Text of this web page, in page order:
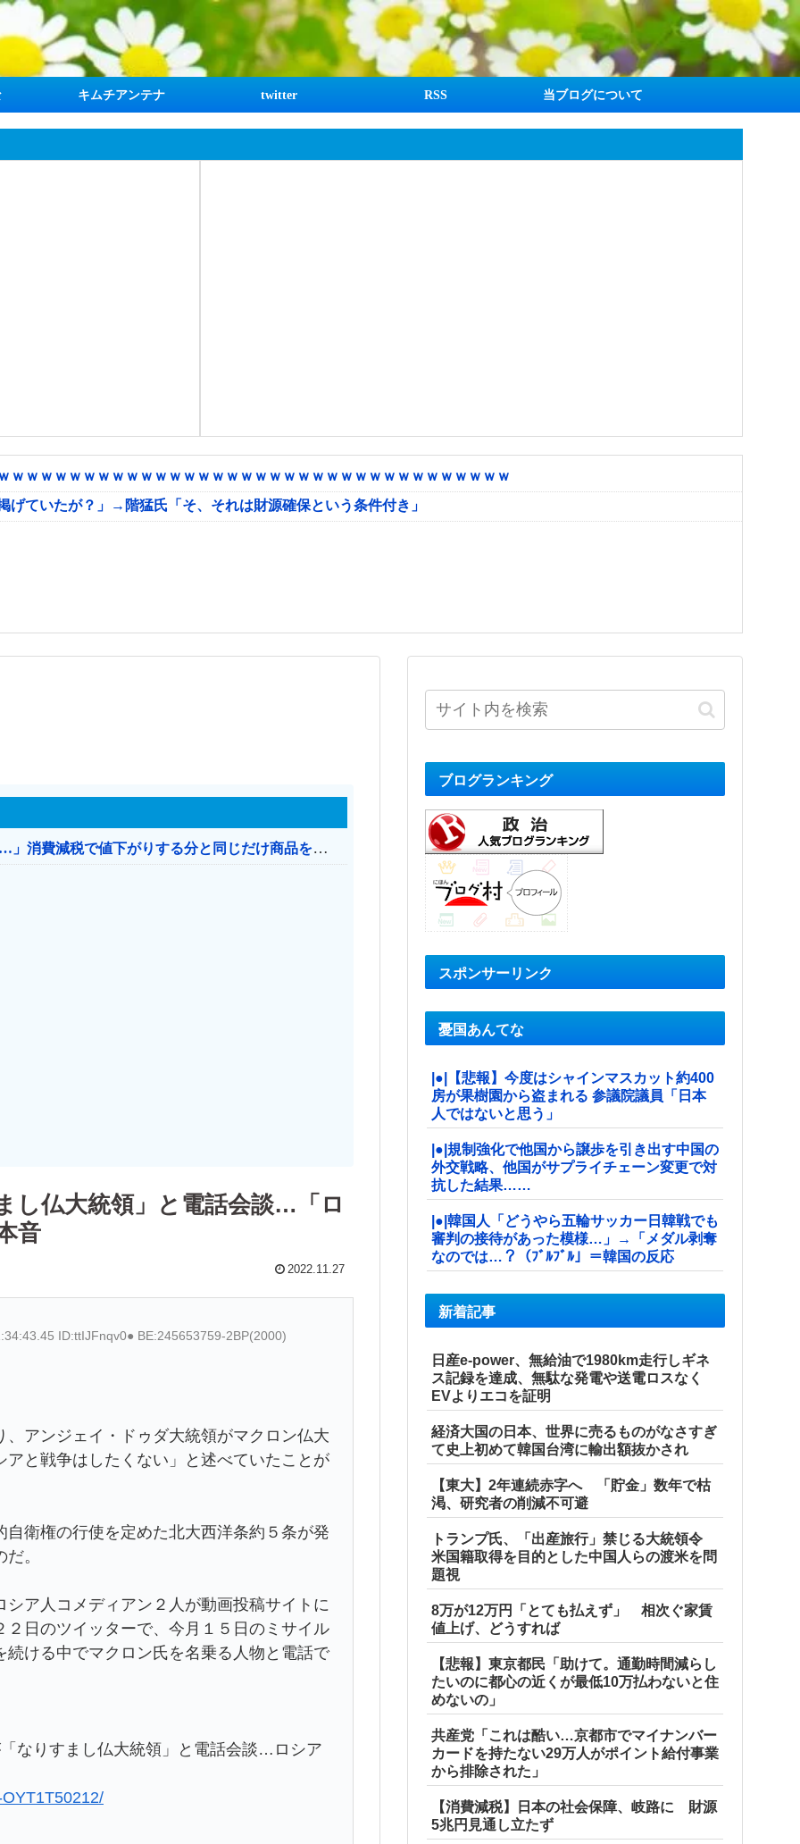
キムチアンテナ twitter RSS 当ブログについて
ｗｗｗｗｗｗｗｗｗｗｗｗｗｗｗｗｗｗｗｗｗｗｗｗｗｗｗｗｗｗｗｗｗｗ
ていたが？」→階猛氏「そ、それは財源確保という条件付き」
【消費税率1％】 「下げるのが筋なんですけど…」消費減税で値下がりする分と同じだけ商品を値上げして店頭価格を変えない店も
し仏大統領」と電話会談…「ロ
音
2022.11.27
ID:ttIJFnqv0● BE:245653759-2BP(2000)
アンジェイ・ドゥダ大統領がマクロン仏大
と戦争はしたくない」と述べていたことが
衛権の行使を定めた北大西洋条約５条が発
。
ア人コメディアン２人が動画投稿サイトに
日のツイッターで、今月１５日のミサイル
ける中でマクロン氏を名乗る人物と電話で
なりすまし仏大統領」と電話会談…ロシア
ブログランキング
スポンサーリンク
憂国あんてな
|●|【悲報】今度はシャインマスカット約400
房が果樹園から盗まれる 参議院議員「日本
人ではないと思う」
|●|規制強化で他国から譲歩を引き出す中国の
外交戦略、他国がサプライチェーン変更で対
抗した結果……
|●|韓国人「どうやら五輪サッカー日韓戦でも
審判の接待があった模様…」→「メダル剥奪
なのでは…？（ﾌﾞﾙﾌﾞﾙ」＝韓国の反応
新着記事
日産e-power、無給油で1980km走行しギネ
ス記録を達成、無駄な発電や送電ロスなく
EVよりエコを証明
経済大国の日本、世界に売るものがなさすぎ
て史上初めて韓国台湾に輸出額抜かされ
【東大】2年連続赤字へ 「貯金」数年で枯
渇、研究者の削減不可避
トランプ氏、「出産旅行」禁じる大統領令
米国籍取得を目的とした中国人らの渡米を問
題視
8万が12万円「とても払えず」 相次ぐ家賃
値上げ、どうすれば
【悲報】東京都民「助けて。通勤時間減らし
たいのに都心の近くが最低10万払わないと住
めないの」
共産党「これは酷い…京都市でマイナンバー
カードを持たない29万人がポイント給付事業
から排除された」
【消費減税】日本の社会保障、岐路に 財源
5兆円見通し立たず